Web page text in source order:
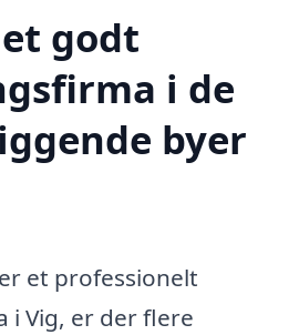
godt
i de
byer
et professionelt
i Vig, er der flere